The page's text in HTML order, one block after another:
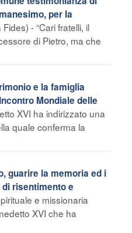
per la
- “Cari fratelli, il
di Pietro, ma che
e la famiglia
Mondiale delle
XVI ha indirizzato una
quale conferma la
guarire la memoria ed i
risentimento e
e missionaria
XVI che ha